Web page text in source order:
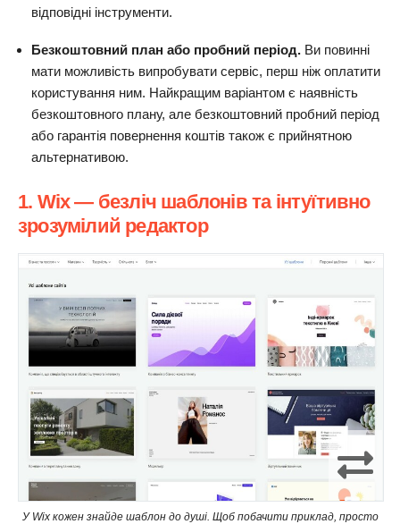
відповідні інструменти.
Безкоштовний план або пробний період. Ви повинні
мати можливість випробувати сервіс, перш ніж оплатити
користування ним. Найкращим варіантом є наявність
безкоштовного плану, але безкоштовний пробний період
або гарантія повернення коштів також є прийнятною
альтернативою.
1. Wix — безліч шаблонів та інтуїтивно
зрозумілий редактор
У Wix кожен знайде шаблон до душі. Щоб побачити приклад, просто